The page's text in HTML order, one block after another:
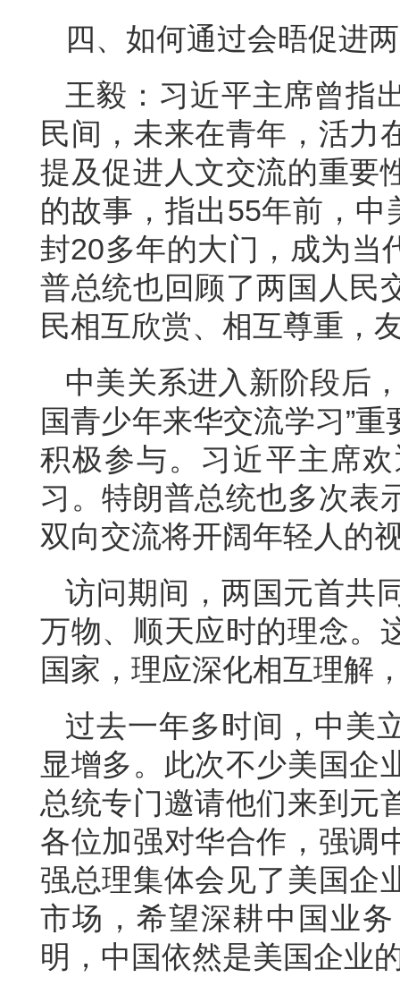
四、如何通过会晤促进
王毅：习近平主席曾指
民间，未来在青年，活力
提及促进人文交流的重要
的故事，指出55年前，中
封20多年的大门，成为当
普总统也回顾了两国人民
民相互欣赏、相互尊重，
中美关系进入新阶段后
国青少年来华交流学习”
积极参与。习近平主席
习。特朗普总统也多次表
双向交流将开阔年轻人的
访问期间，两国元首共
万物、顺天应时的理念。
国家，理应深化相互理解
过去一年多时间，中美
显增多。此次不少美国企
总统专门邀请他们来到元
各位加强对华合作，强调
强总理集体会见了美国企
市场，希望深耕中国业
明，中国依然是美国企业